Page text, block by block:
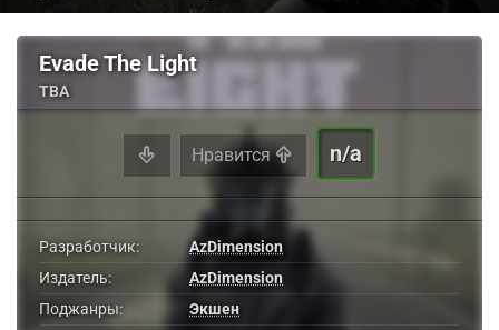
Evade The Light
TBA
Нравится n/a
Разработчик:
AzDimension
Издатель:
AzDimension
Поджанры:
Экшен